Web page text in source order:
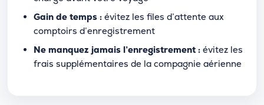
Gain de temps : évitez les files d’attente aux
comptoirs d’enregistrement
Ne manquez jamais l’enregistrement : évitez les
frais supplémentaires de la compagnie aérienne